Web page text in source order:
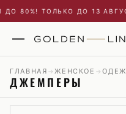
ТОЛЬКО ДО 13 АВГУСТА.
ГЛАВНАЯ →ЖЕНСКОЕ →
ДЖЕМПЕРЫ